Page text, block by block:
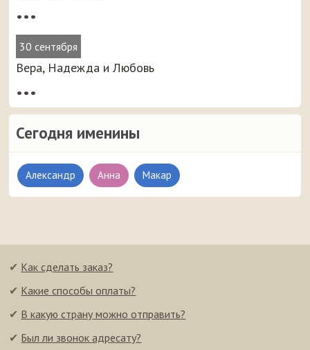
•••
30 сентября
Вера, Надежда и Любовь
•••
Сегодня именины
Александр Анна Макар
✔ Как сделать заказ?
✔ Какие способы оплаты?
✔ В какую страну можно отправить?
✔ Был ли звонок адресату?